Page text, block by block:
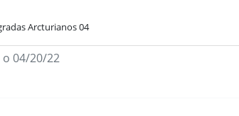
Arcturianos 04
o 04/20/22